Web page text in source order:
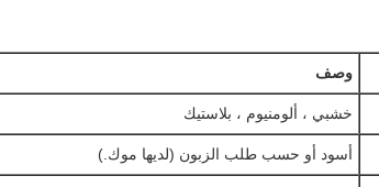
وصف
خشبي ، ألومنيوم ، بلاستيك
أسود أو حسب طلب الزبون (لديها موك.)